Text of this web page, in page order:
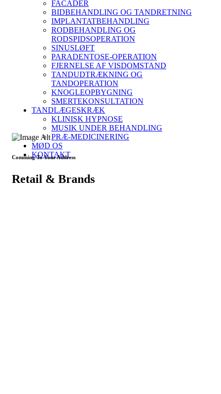
FACADER
BIDBEHANDLING OG TANDRETNING
IMPLANTATBEHANDLING
RODBEHANDLING OG
RODSPIDSOPERATION
SINUSLØFT
PARADENTOSE-OPERATION
FJERNELSE AF VISDOMSTAND
TANDUDTRÆKNING OG
TANDOPERATION
KNOGLEOPBYGNING
SMERTEKONSULTATION
TANDLÆGESKRÆK
KLINISK HYPNOSE
MUSIK UNDER BEHANDLING
PRÆ-MEDICINERING
MØD OS
KONTAKT
Comming To Your Address
Retail & Brands